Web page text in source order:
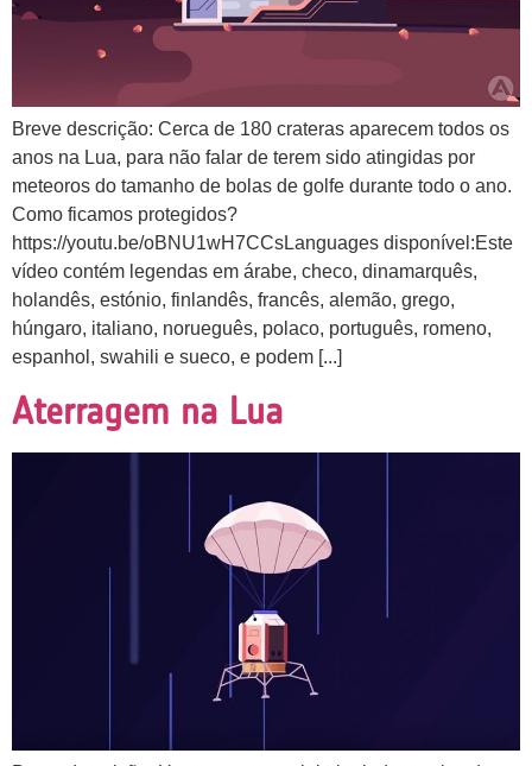
Breve descrição: Cerca de 180 crateras aparecem todos os
anos na Lua, para não falar de terem sido atingidas por
meteoros do tamanho de bolas de golfe durante todo o ano.
Como ficamos protegidos?
https://youtu.be/oBNU1wH7CCsLanguages disponível:Este
vídeo contém legendas em árabe, checo, dinamarquês,
holandês, estónio, finlandês, francês, alemão, grego,
húngaro, italiano, norueguês, polaco, português, romeno,
espanhol, swahili e sueco, e podem [...]
Aterragem na Lua